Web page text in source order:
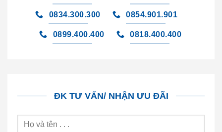
0834.300.300 0854.901.901
0899.400.400 0818.400.400
ĐK TƯ VẤN/ NHẬN ƯU ĐÃI